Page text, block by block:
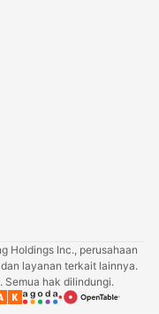
Holdings Inc., perusahaan
layanan terkait lainnya.
hak dilindungi.